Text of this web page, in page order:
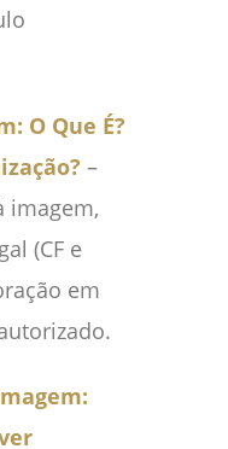
O Que É?
–
imagem,
(CF e
em